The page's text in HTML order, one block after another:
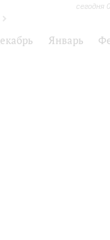
сегодня
Январь